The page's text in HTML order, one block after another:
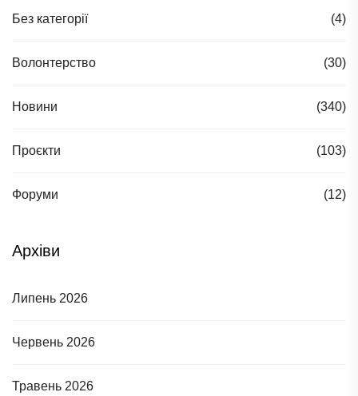
Без категорії (4)
Волонтерство (30)
Новини (340)
Проєкти (103)
Форуми (12)
Архіви
Липень 2026
Червень 2026
Травень 2026